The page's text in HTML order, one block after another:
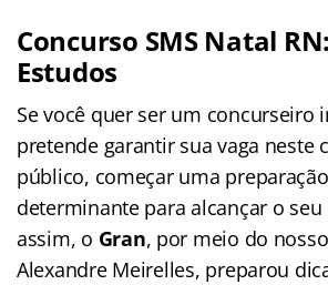
Concurso SMS Natal
Estudos
Se você quer ser um concurseiro
pretende garantir sua vaga neste
público, começar uma
determinante para alcançar o
assim, o Gran, por meio do
Alexandre Meirelles, preparou